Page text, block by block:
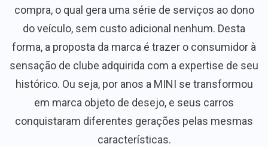
compra, o qual gera uma série de serviços ao dono
do veículo, sem custo adicional nenhum. Desta
forma, a proposta da marca é trazer o consumidor à
sensação de clube adquirida com a expertise de seu
histórico. Ou seja, por anos a MINI se transformou
em marca objeto de desejo, e seus carros
conquistaram diferentes gerações pelas mesmas
características.